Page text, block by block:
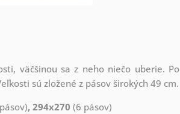
väčšinou sa z neho niečo uberie. Po
sú zložené z pásov širokých 49 cm.
, 294x270 (6 pásov)